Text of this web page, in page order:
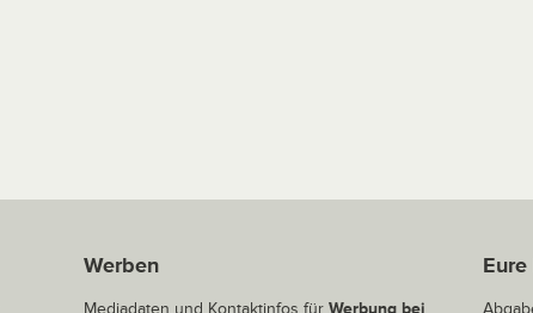
Werben
Mediadaten und Kontaktinfos für Werbung bei